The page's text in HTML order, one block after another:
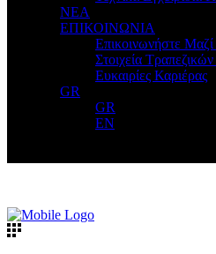
ΝΕΑ
ΕΠΙΚΟΙΝΩΝΙΑ
Επικοινωνήστε
Στοιχεία
Ευκαιρίες Καριέρας
GR
GR
EN